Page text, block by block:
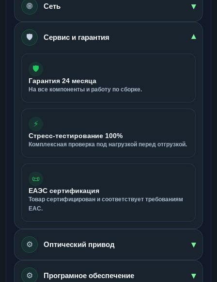
🌐 Сеть ▾
🛡️ Сервис и гарантия ▾
🛡️
Гарантия 24 месяца
На все компоненты и работу по сборке.
⚡
Стресс-тестирование 100%
Комплексная проверка под нагрузкой перед отгрузкой.
📜
ЕАЭС сертификация
Товар сертифицирован и соответствует требованиям
ЕАС.
⚙️ Оптический привод ▾
⚙️ Програмное обеспечение ▾